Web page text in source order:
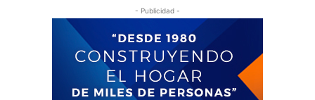
- Publicidad -